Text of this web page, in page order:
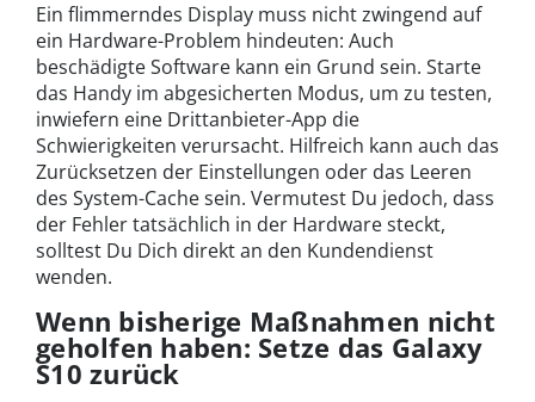
Ein flimmerndes Display muss nicht zwingend auf
ein Hardware-Problem hindeuten: Auch
beschädigte Software kann ein Grund sein. Starte
das Handy im abgesicherten Modus, um zu testen,
inwiefern eine Drittanbieter-App die
Schwierigkeiten verursacht. Hilfreich kann auch das
Zurücksetzen der Einstellungen oder das Leeren
des System-Cache sein. Vermutest Du jedoch, dass
der Fehler tatsächlich in der Hardware steckt,
solltest Du Dich direkt an den Kundendienst
wenden.
Wenn bisherige Maßnahmen nicht
geholfen haben: Setze das Galaxy
S10 zurück